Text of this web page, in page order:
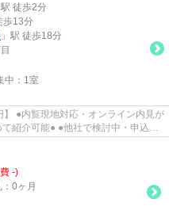
駅 徒歩2分
歩13分
」駅 徒歩18分
： 1室
が
紹介可能● ●他社で検討中・申込み
-)
0ヶ月